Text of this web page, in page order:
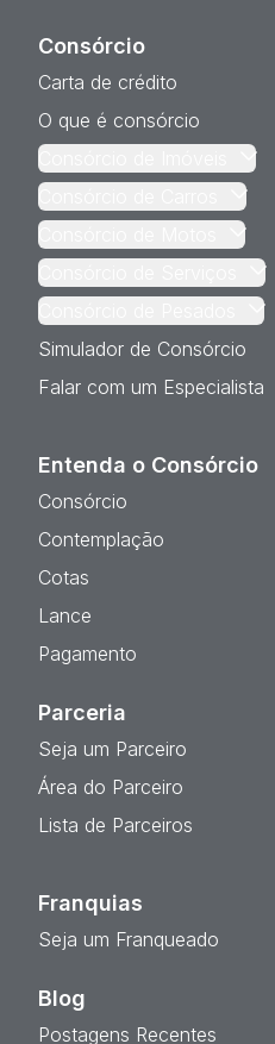
Consórcio
Carta de crédito
O que é consórcio
Simulador de Consórcio
Falar com um Especialista
Entenda o Consórcio
Consórcio
Contemplação
Cotas
Lance
Pagamento
Parceria
Seja um Parceiro
Área do Parceiro
Lista de Parceiros
Franquias
Seja um Franqueado
Blog
Postagens Recentes